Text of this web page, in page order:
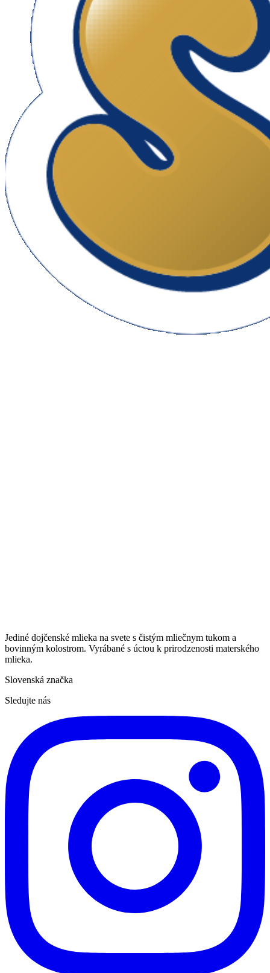
Jediné dojčenské mlieka na svete s čistým mliečnym tukom a
bovinným kolostrom. Vyrábané s úctou k prirodzenosti materského
mlieka.
Slovenská značka
Sledujte nás